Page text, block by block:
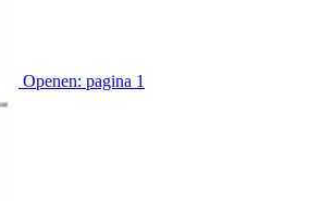
Openen: pagina 1